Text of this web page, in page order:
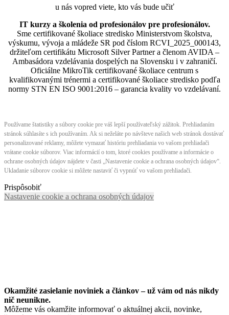
u nás vopred viete, kto vás bude učiť
IT kurzy a školenia od profesionálov pre profesionálov.
Sme certifikované školiace stredisko Ministerstvom školstva,
výskumu, vývoja a mládeže SR pod číslom RCVI_2025_000143,
držiteľom certifikátu Microsoft Silver Partner a členom AVIDA –
Ambasádora vzdelávania dospelých na Slovensku i v zahraničí.​​​​​​​​​​​​​​​​
Oficiálne MikroTik certifikované školiace centrum s
kvalifikovanými trénermi ​​​​​​​​​​a certifikované školiace stredisko podľa
normy STN EN ISO 9001:2016 – garancia kvality vo vzdelávaní.
Používame štatistiky a súbory cookie pre váš lepší používateľský zážitok. Prehliadaním
stránok súhlasíte s ich používaním. Ak si neželáte po návšteve našich web stránok dostávať
personalizované reklamy, môžete vymazať históriu prehliadania vo vašom prehliadači
vrátane cookie súborov. Viac informácií o tom, ktoré cookies používame a informácie o
ochrane osobných údajov nájdete v časti „Nastavenie cookie a ochrana osobných údajov“.
Ukladanie súborov cookie si môžete nastaviť či vypnúť vo vašom prehliadači.
Prispôsobiť
Nastavenie cookie a ochrana osobných údajov
Okamžité zasielanie noviniek a článkov – už vám od nás nikdy
nič neunikne.
Môžeme vás okamžite informovať o aktuálnej akcii, novinke,